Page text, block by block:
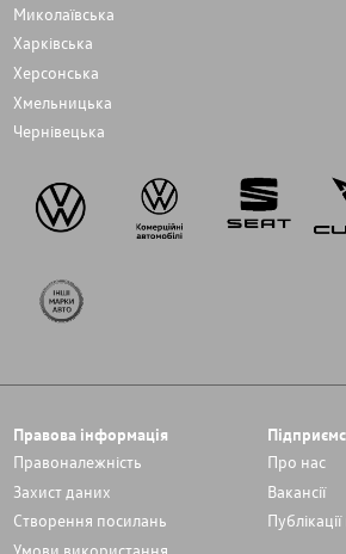
Миколаївська
Харківська
Херсонська
Хмельницька
Чернівецька
Правова інформація
Правоналежність
Захист даних
Cтворення посилань
Про нас
Вакансії